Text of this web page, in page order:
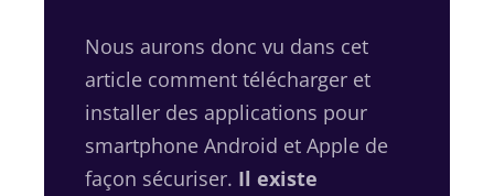
Nous aurons donc vu dans cet
article comment télécharger et
installer des applications pour
smartphone Android et Apple de
façon sécuriser. Il existe